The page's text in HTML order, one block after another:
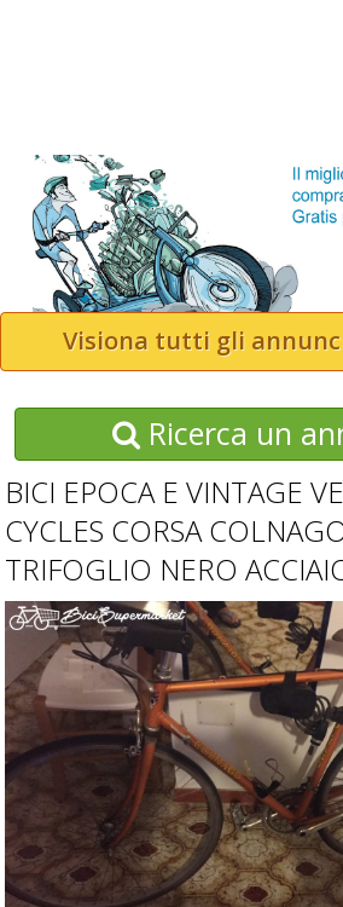
Visiona tutti gli
Ricerca un
BICI EPOCA E VINTAGE
CYCLES CORSA
TRIFOGLIO NERO